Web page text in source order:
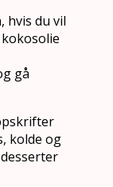
hvis du vil
gå
kolde og